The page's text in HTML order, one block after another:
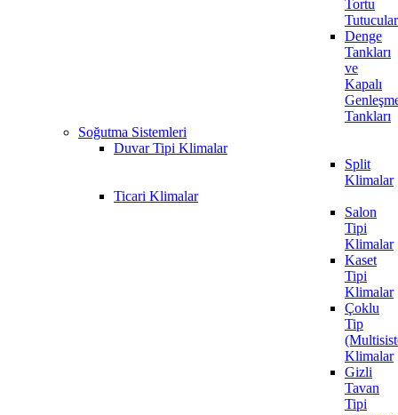
Tortu
Tutucular
Denge
Tankları
ve
Kapalı
Tankları
Soğutma Sistemleri
Duvar Tipi Klimalar
Split
Klimalar
Ticari Klimalar
Salon
Tipi
Klimalar
Kaset
Tipi
Klimalar
Çoklu
Tip
Klimalar
Gizli
Tavan
Tipi